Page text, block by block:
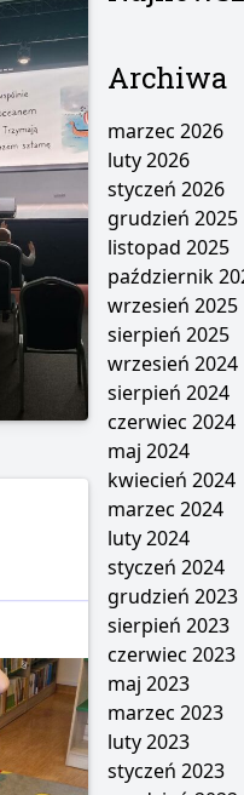
Archiwa
marzec 2026
luty 2026
styczeń 2026
grudzień 2025
listopad 2025
październik
wrzesień 2025
sierpień 2025
wrzesień 2024
sierpień 2024
czerwiec 2024
maj 2024
kwiecień 2024
marzec 2024
luty 2024
styczeń 2024
grudzień 2023
sierpień 2023
czerwiec 2023
maj 2023
marzec 2023
luty 2023
styczeń 2023